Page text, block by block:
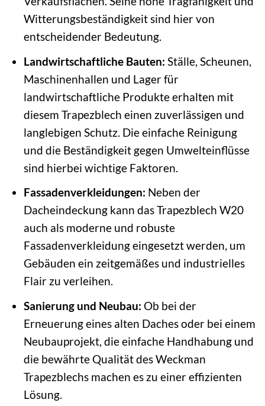
Witterungsbeständigkeit sind hier von
entscheidender Bedeutung.
Landwirtschaftliche Bauten: Ställe, Scheunen,
Maschinenhallen und Lager für
landwirtschaftliche Produkte erhalten mit
diesem Trapezblech einen zuverlässigen und
langlebigen Schutz. Die einfache Reinigung
und die Beständigkeit gegen Umwelteinflüsse
sind hierbei wichtige Faktoren.
Fassadenverkleidungen: Neben der
Dacheindeckung kann das Trapezblech W20
auch als moderne und robuste
Fassadenverkleidung eingesetzt werden, um
Gebäuden ein zeitgemäßes und industrielles
Flair zu verleihen.
Sanierung und Neubau: Ob bei der
Erneuerung eines alten Daches oder bei einem
Neubauprojekt, die einfache Handhabung und
die bewährte Qualität des Weckman
Trapezblechs machen es zu einer effizienten
Lösung.